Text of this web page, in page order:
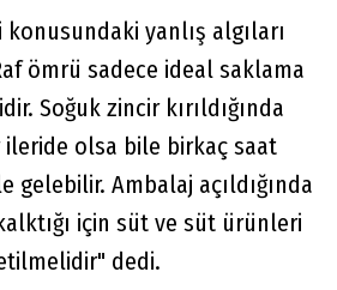
yanlış algıları
ömrü sadece ideal saklama
Soğuk zincir kırıldığında
ileride olsa bile birkaç saat
gelebilir. Ambalaj açıldığında
için süt ve süt ürünleri
dedi.